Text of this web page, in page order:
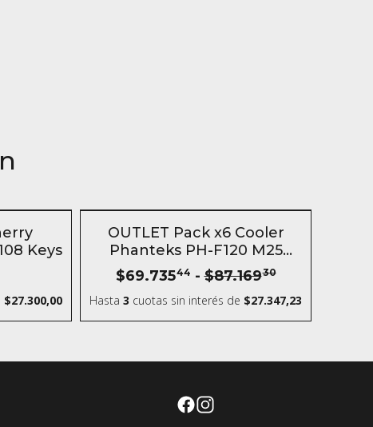
Keys
$27.300,00
SIN STOCK - 20 %
OUTLET Pack x6 Cooler
Phanteks PH-F120 M25
120MM
$69.73544 - $87.16930
Hasta 3 cuotas sin interés de $27.347,23